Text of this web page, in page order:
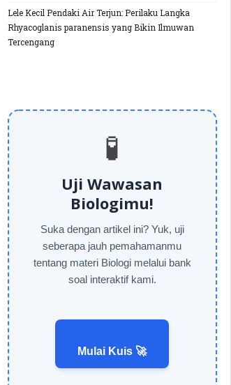
Lele Kecil Pendaki Air Terjun: Perilaku Langka
Rhyacoglanis paranensis yang Bikin Ilmuwan
Tercengang
🧪
Uji Wawasan
Biologimu!
Suka dengan artikel ini? Yuk, uji
seberapa jauh pemahamanmu
tentang materi Biologi melalui bank
soal interaktif kami.
Mulai Kuis 🚀